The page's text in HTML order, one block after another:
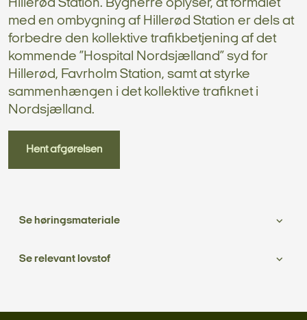
Hillerød Station. Bygherre oplyser, at formålet
med en ombygning af Hillerød Station er dels at
forbedre den kollektive trafikbetjening af det
kommende ”Hospital Nordsjælland” syd for
Hillerød, Favrholm Station, samt at styrke
sammenhængen i det kollektive trafiknet i
Nordsjælland.
Hent afgørelsen
Se høringsmateriale
Se relevant lovstof